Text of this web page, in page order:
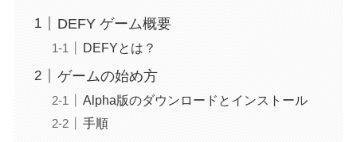
DEFY ゲーム概要
DEFYとは？
ゲームの始め方
Alpha版のダウンロードとインストール
手順